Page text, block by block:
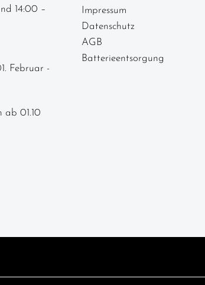
14:00 –
Februar -
ab 01.10
Impressum
Datenschutz
AGB
Batterieentsorgung